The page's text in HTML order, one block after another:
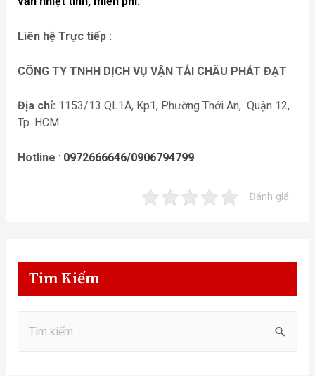
Liên hệ Trực tiếp :
CÔNG TY TNHH DỊCH VỤ VẬN TẢI CHÂU PHÁT ĐẠT
Địa chỉ: 1153/13 QL1A, Kp1, Phường Thới An, Quận 12,
Tp. HCM
Hotline : 0972666646/0906794799
Đánh giá
Tim Kiếm